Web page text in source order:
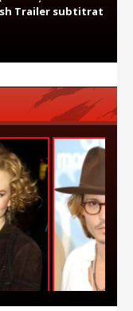
Trailer subtitrat